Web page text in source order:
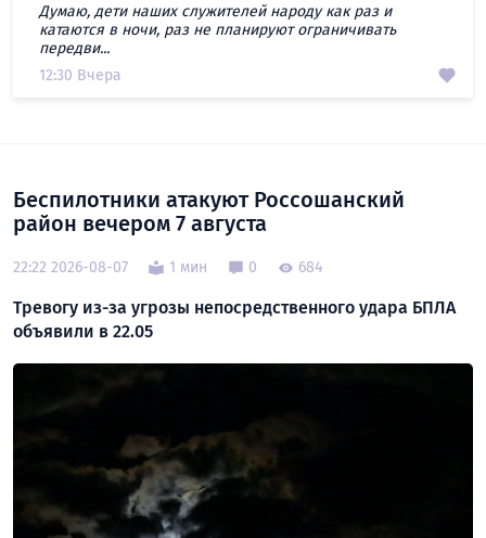
Думаю, дети наших служителей народу как раз и
катаются в ночи, раз не планируют ограничивать
передви...
12:30 Вчера
Беспилотники атакуют Россошанский
район вечером 7 августа
22:22 2026-08-07 1 мин 0 684
Тревогу из-за угрозы непосредственного удара БПЛА
объявили в 22.05